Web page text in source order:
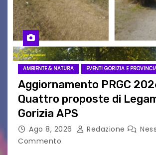
AMBIENTE & NATURA EVENTI GORIZIA E
Aggiornamento PRGC
Quattro proposte di
Gorizia APS
Ago 8, 2026 Redazione
Commento